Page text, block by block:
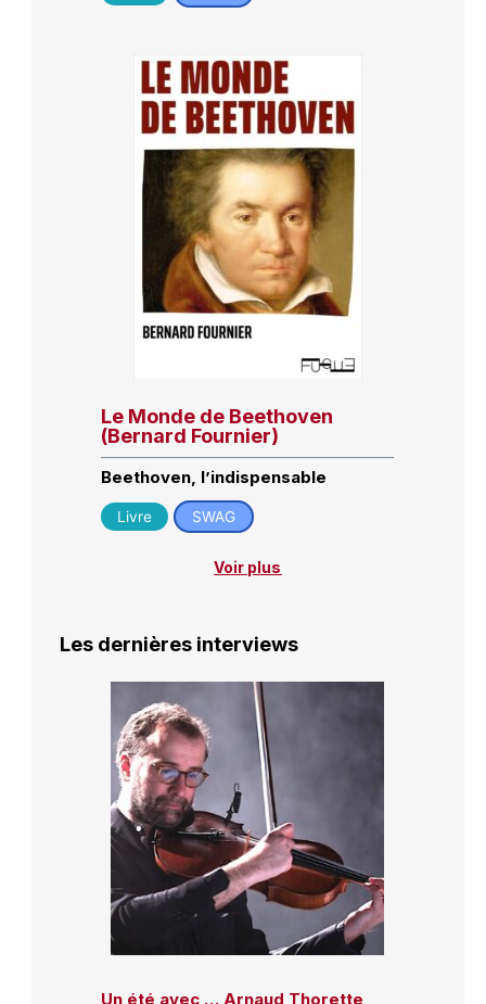
Le Monde de Beethoven
(Bernard Fournier)
Beethoven, l’indispensable
Livre SWAG
Voir plus
Les dernières interviews
Un été avec … Arnaud Thorette